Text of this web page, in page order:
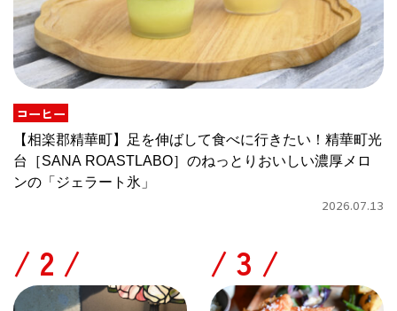
コーヒー
【相楽郡精華町】足を伸ばして食べに行きたい！精華町光
台［SANA ROASTLABO］のねっとりおいしい濃厚メロ
ンの「ジェラート氷」
2026.07.13
/ /